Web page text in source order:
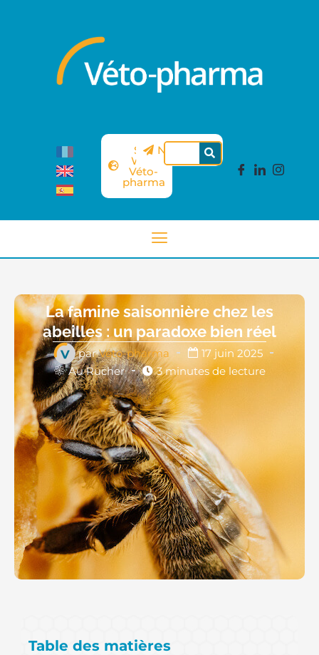
Site
Web
Véto-
pharma
Newsletter
La famine saisonnière chez les
abeilles : un paradoxe bien réel
parVéto-pharma
17 juin 2025
Au Rucher
3 minutes de lecture
Table des matières